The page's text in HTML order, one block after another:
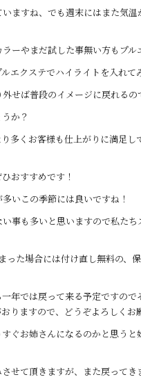
ますね、でも週末にはまた気
ーやまだ試した事無い方もプル
エクステでハイライトを入れて
せば普段のイメージに戻れるの
か？
多くお客様も仕上がりに満足
おすすめです！
いこの季節には良いですね！
事も多いと思いますので私た
た場合には付け直し無料の、
年では戻って来る予定ですの
りますので、どうぞよろしくお
ぐお姉さんになるのかと思う
せて頂きますが、また戻ってき